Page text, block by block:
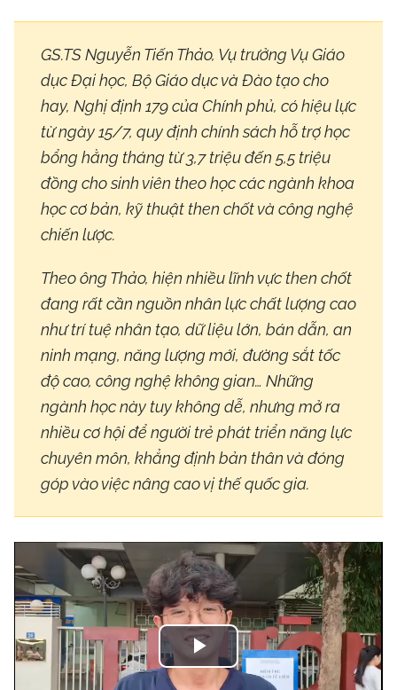
GS.TS Nguyễn Tiến Thảo, Vụ trưởng Vụ Giáo
dục Đại học, Bộ Giáo dục và Đào tạo cho
hay, Nghị định 179 của Chính phủ, có hiệu lực
từ ngày 15/7, quy định chính sách hỗ trợ học
bổng hằng tháng từ 3,7 triệu đến 5,5 triệu
đồng cho sinh viên theo học các ngành khoa
học cơ bản, kỹ thuật then chốt và công nghệ
chiến lược.
Theo ông Thảo, hiện nhiều lĩnh vực then chốt
đang rất cần nguồn nhân lực chất lượng cao
như trí tuệ nhân tạo, dữ liệu lớn, bán dẫn, an
ninh mạng, năng lượng mới, đường sắt tốc
độ cao, công nghệ không gian… Những
ngành học này tuy không dễ, nhưng mở ra
nhiều cơ hội để người trẻ phát triển năng lực
chuyên môn, khẳng định bản thân và đóng
góp vào việc nâng cao vị thế quốc gia.
Play